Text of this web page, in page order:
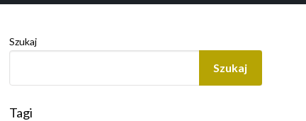
Szukaj
Szukaj
Tagi